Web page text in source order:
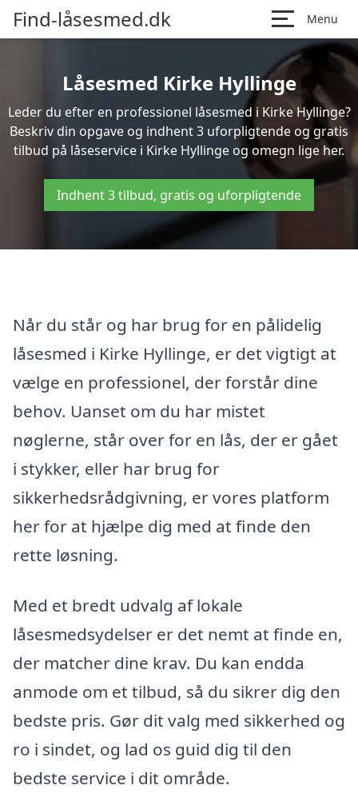
Find-låsesmed.dk Menu
Låsesmed Kirke Hyllinge
Leder du efter en professionel låsesmed i Kirke Hyllinge?
Beskriv din opgave og indhent 3 uforpligtende og gratis
tilbud på låseservice i Kirke Hyllinge og omegn lige her.
Indhent 3 tilbud, gratis og uforpligtende
Når du står og har brug for en pålidelig
låsesmed i Kirke Hyllinge, er det vigtigt at
vælge en professionel, der forstår dine
behov. Uanset om du har mistet
nøglerne, står over for en lås, der er gået
i stykker, eller har brug for
sikkerhedsrådgivning, er vores platform
her for at hjælpe dig med at finde den
rette løsning.
Med et bredt udvalg af lokale
låsesmedsydelser er det nemt at finde en,
der matcher dine krav. Du kan endda
anmode om et tilbud, så du sikrer dig den
bedste pris. Gør dit valg med sikkerhed og
ro i sindet, og lad os guid dig til den
bedste service i dit område.